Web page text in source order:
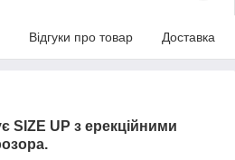
Відгуки про товар Доставка
SIZE UP з ерекційними